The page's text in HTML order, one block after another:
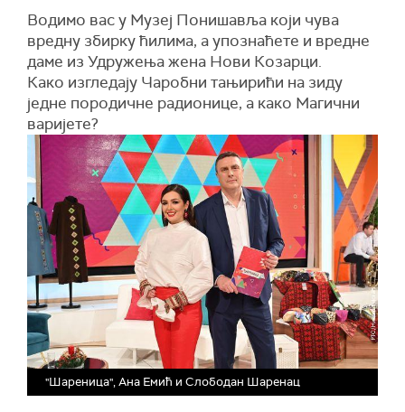
Водимо вас у Музеј Понишавља који чува
вредну збирку ћилима, а упознаћете и вредне
даме из Удружења жена Нови Козарци.
Како изгледају Чаробни тањирићи на зиду
једне породичне радионице, а како Магични
варијете?
"Шареница", Ана Емић и Слободан Шаренац